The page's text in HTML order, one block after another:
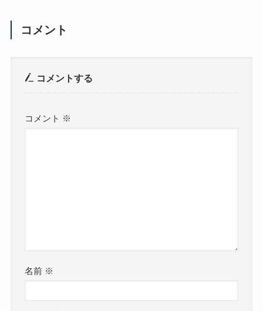
コメント
コメントする
コメント ※
名前 ※